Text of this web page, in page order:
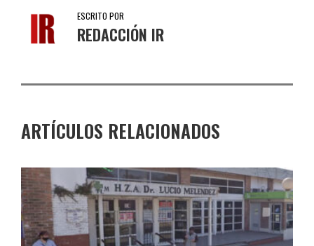
ESCRITO POR
REDACCIÓN IR
ARTÍCULOS RELACIONADOS